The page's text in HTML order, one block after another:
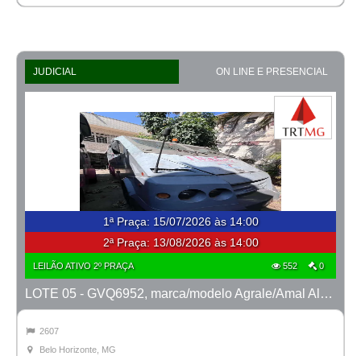
JUDICIAL ON LINE E PRESENCIAL
1ª Praça: 15/07/2026 às 14:00
2ª Praça: 13/08/2026 às 14:00
LEILÃO ATIVO 2º PRAÇA 552 0
LOTE 05 - GVQ6952, marca/modelo Agrale/Amal Alcatraz AB2, ano 2007/2008
2607
Belo Horizonte, MG